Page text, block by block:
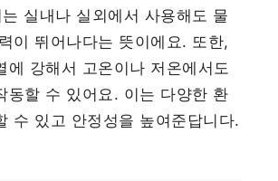
실내나 실외에서 사용해도 물
이 뛰어나다는 뜻이에요. 또한,
에 강해서 고온이나 저온에서도
동할 수 있어요. 이는 다양한 환
수 있고 안정성을 높여준답니다.